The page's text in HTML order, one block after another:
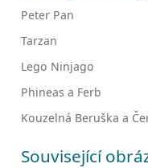
Peter Pan
Tarzan
Lego Ninjago
Phineas a Ferb
Kouzelná Beruška a
Související